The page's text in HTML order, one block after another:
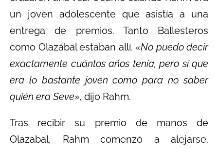
un joven adolescente que asistía a una
entrega de premios. Tanto Ballesteros
como Olazábal estaban allí. «No puedo decir
exactamente cuántos años tenía, pero sí que
era lo bastante joven como para no saber
quién era Seve», dijo Rahm.
Tras recibir su premio de manos de
Olazabal, Rahm comenzó a alejarse.